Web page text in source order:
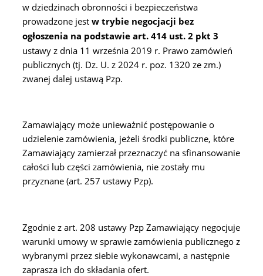
w dziedzinach obronności i bezpieczeństwa
prowadzone jestw trybie negocjacji bez
ogłoszenia na podstawie art. 414 ust. 2 pkt 3
ustawy z dnia 11 września 2019 r. Prawo zamówień
publicznych (tj. Dz. U. z 2024 r. poz. 1320 ze zm.)
zwanej dalej ustawą Pzp.
Zamawiający może unieważnić postępowanie o
udzielenie zamówienia, jeżeli środki publiczne, które
Zamawiający zamierzał przeznaczyć na sfinansowanie
całości lub części zamówienia, nie zostały mu
przyznane (art. 257 ustawy Pzp).
Zgodnie z art. 208 ustawy Pzp Zamawiający negocjuje
warunki umowy w sprawie zamówienia publicznego z
wybranymi przez siebie wykonawcami, a następnie
zaprasza ich do składania ofert.